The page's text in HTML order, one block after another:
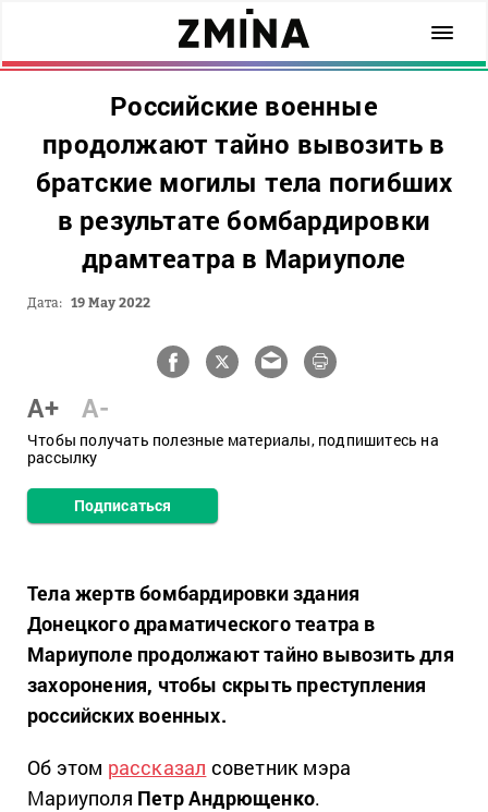
Российские военные
продолжают тайно вывозить в
братские могилы тела погибших
в результате бомбардировки
драмтеатра в Мариуполе
Дата: 19 May 2022
A+ A-
Чтобы получать полезные материалы, подпишитесь на
рассылку
Подписаться
Тела жертв бомбардировки здания
Донецкого драматического театра в
Мариуполе продолжают тайно вывозить для
захоронения, чтобы скрыть преступления
российских военных.
Об этом рассказал советник мэра
Мариуполя Петр Андрющенко.